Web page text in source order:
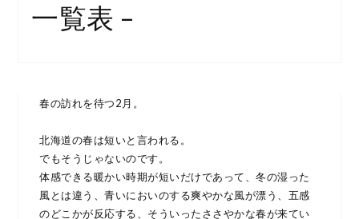
一覧表 –
春の訪れを待つ2月。
北海道の春は短いと言われる。
でもそうじゃないのです。
体感できる暖かい時期が短いだけであって、冬の湿った
風とは違う、青いにおいのする爽やかな風が漂う、五感
のどこかが反応する、そういったささやかな春が来てい